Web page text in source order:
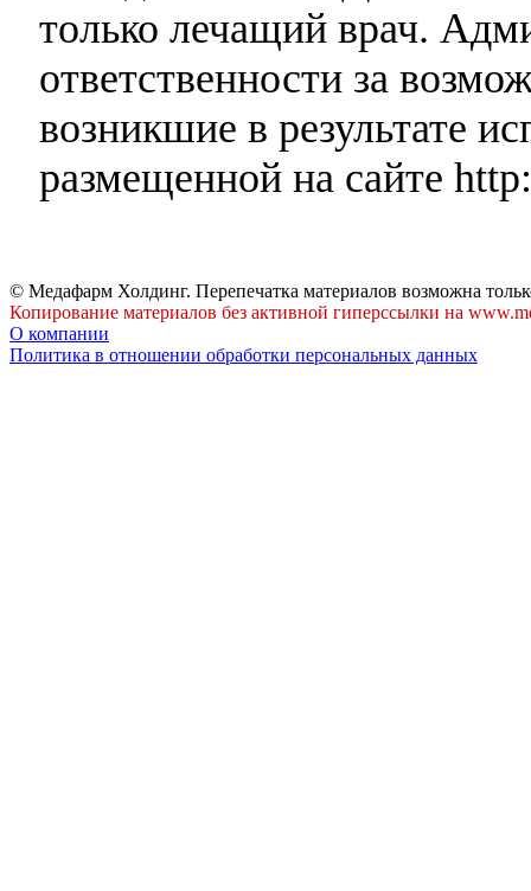
только лечащий врач.
ответственности за
возникшие в результате
размещенной на сайте
© Медафарм Холдинг. Перепечатка материалов возможна
Копирование материалов без активной гиперссылки на
О компании
Политика в отношении обработки персональных данных